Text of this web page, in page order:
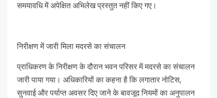
समयावधि में अपेक्षित अभिलेख प्रस्तुत नहीं किए गए।
निरीक्षण में जारी मिला मदरसे का संचालन
प्राधिकरण के निरीक्षण के दौरान भवन परिसर में मदरसे का संचालन
जारी पाया गया। अधिकारियों का कहना है कि लगातार नोटिस,
सुनवाई और पर्याप्त अवसर दिए जाने के बावजूद नियमों का अनुपालन